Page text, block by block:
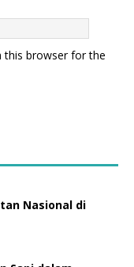
this browser for the
Nasional di